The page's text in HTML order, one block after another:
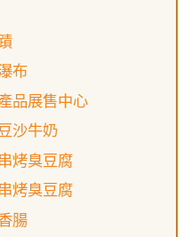
布
品展售中心
沙牛奶
烤臭豆腐
烤臭豆腐
腸